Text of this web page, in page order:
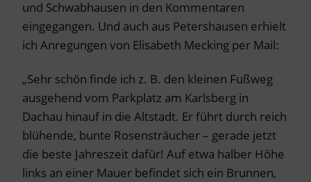
und Schwabhausen in den Kommentaren
eingegangen. Und auch aus Petershausen erhielt
ich Anregungen von Elisabeth Mecking per Mail:
„Sehr schön finde ich z. B. den kleinen Fußweg
ausgehend vom Parkplatz am Karlsberg in
Dachau hinauf in die Altstadt. Er führt durch reich
blühende, bunte Rosensträucher – gerade jetzt
die beste Jahreszeit dafür! Auf etwa halber Höhe
links an einer Mauer befindet sich ein Brunnen,